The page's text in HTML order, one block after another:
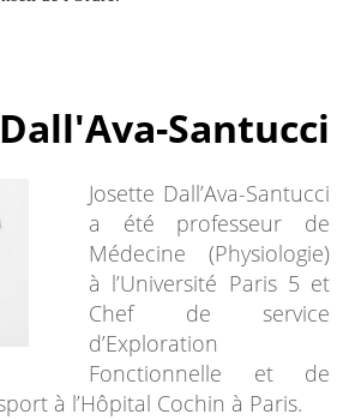
Santucci
Josette Dall’Ava-Santucci
a été professeur de
Médecine (Physiologie)
à l’Université Paris 5 et
Chef de service
d’Exploration
Fonctionnelle et de
à l’Hôpital Cochin à Paris.